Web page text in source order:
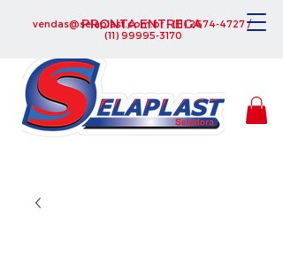
PRONTA ENTREGA
vendas@selaplast.com.br-(11) 2674-4727/
(11) 99995-3170